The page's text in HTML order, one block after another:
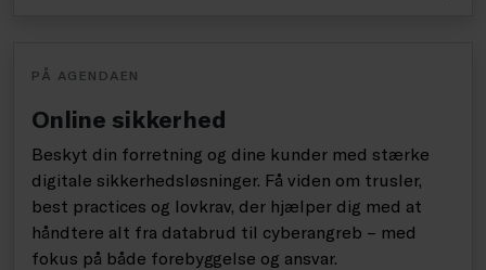
PÅ AGENDAEN
Online sikkerhed
Beskyt din forretning og dine kunder med stærke
digitale sikkerhedsløsninger. Få viden om trusler,
best practices og lovkrav, der hjælper dig med at
håndtere alt fra databrud til cyberangreb – med
fokus på både forebyggelse og ansvar.